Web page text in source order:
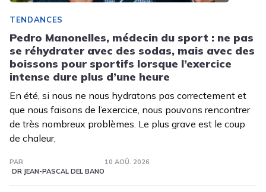
TENDANCES
Pedro Manonelles, médecin du sport : ne pas
se réhydrater avec des sodas, mais avec des
boissons pour sportifs lorsque l’exercice
intense dure plus d’une heure
En été, si nous ne nous hydratons pas correctement et
que nous faisons de l’exercice, nous pouvons rencontrer
de très nombreux problèmes. Le plus grave est le coup
de chaleur,
PAR
DR JEAN-PASCAL DEL BANO
10 AOÛ. 2026